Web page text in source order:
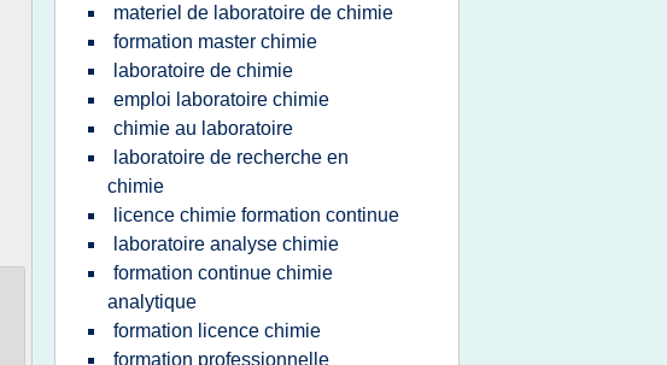
materiel de laboratoire de chimie
formation master chimie
laboratoire de chimie
emploi laboratoire chimie
chimie au laboratoire
laboratoire de recherche en
chimie
licence chimie formation continue
laboratoire analyse chimie
formation continue chimie
analytique
formation licence chimie
formation professionnelle